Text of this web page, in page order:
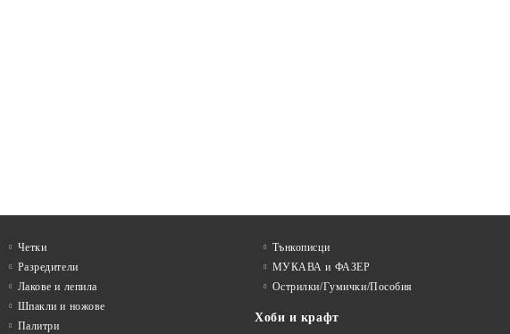
Четки
Разредители
Лакове и лепила
Шпакли и ножове
Палитри
Тънкописци
МУКАВА и ФАЗЕР
Острилки/Гумички/Пособия
Хоби и крафт